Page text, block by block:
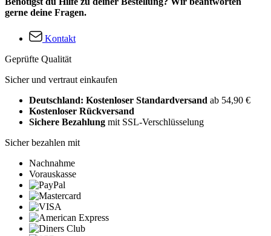
gerne deine Fragen.
Kontakt
Geprüfte Qualität
Sicher und vertraut einkaufen
Deutschland: Kostenloser Standardversand ab 54,90 €
Kostenloser Rückversand
Sichere Bezahlung mit SSL-Verschlüsselung
Sicher bezahlen mit
Nachnahme
Vorauskasse